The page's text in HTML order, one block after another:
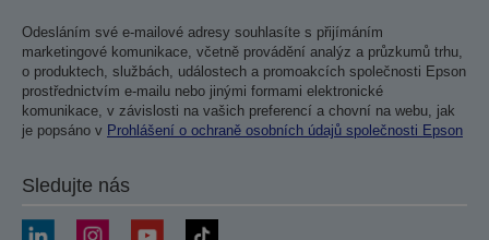
Odesláním své e-mailové adresy souhlasíte s přijímáním
marketingové komunikace, včetně provádění analýz a průzkumů trhu,
o produktech, službách, událostech a promoakcích společnosti Epson
prostřednictvím e-mailu nebo jinými formami elektronické
komunikace, v závislosti na vašich preferencí a chovní na webu, jak
je popsáno v Prohlášení o ochraně osobních údajů společnosti Epson
Sledujte nás